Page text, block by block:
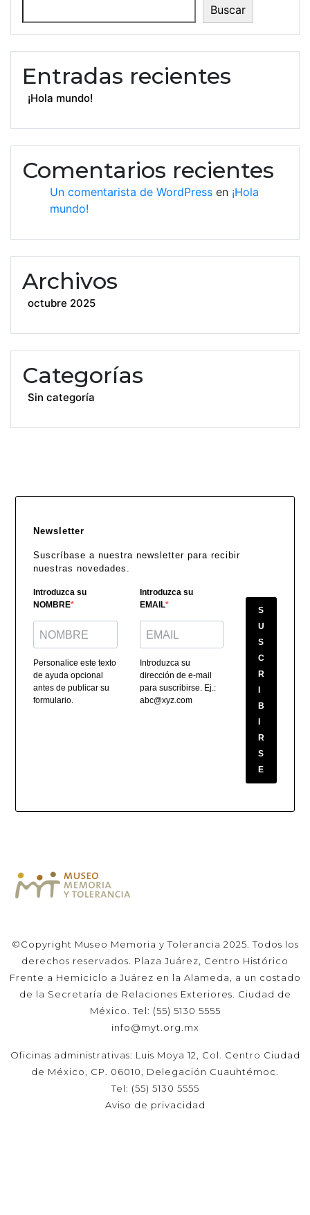
Buscar
Entradas recientes
¡Hola mundo!
Comentarios recientes
Un comentarista de WordPress en ¡Hola
mundo!
Archivos
octubre 2025
Categorías
Sin categoría
Newsletter
Suscríbase a nuestra newsletter para recibir
nuestras novedades.
Introduzca su
NOMBRE
Personalice este texto
de ayuda opcional
antes de publicar su
formulario.
Introduzca su
EMAIL
Introduzca su
dirección de e-mail
para suscribirse. Ej.:
abc@xyz.com
S
U
S
C
R
B
R
S
E
©Copyright Museo Memoria y Tolerancia 2025. Todos los
derechos reservados. Plaza Juárez, Centro Histórico
Frente a Hemiciclo a Juárez en la Alameda, a un costado
de la Secretaría de Relaciones Exteriores. Ciudad de
México. Tel: (55) 5130 5555
info@myt.org.mx
Oficinas administrativas: Luis Moya 12, Col. Centro Ciudad
de México, CP. 06010, Delegación Cuauhtémoc.
Tel: (55) 5130 5555
Aviso de privacidad